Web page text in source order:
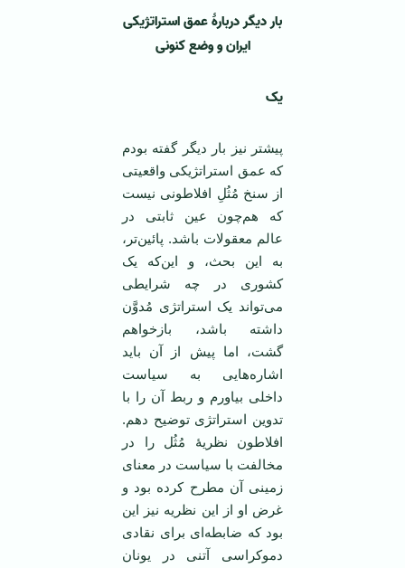
بار دیگر دربارۀ عمق استراتژیکی
ایران و وضع کنونی
یک
پیشتر نیز بار دیگر گفته بودم
که عمق استراتژیکی واقعیتی
از سنخ مُثُلِ افلاطونی نیست
که هم‌چون عین ثابتی در
عالم معقولات باشد. پائین‌تر،
به این بحث، و این‌که یک
کشوری در چه شرایطی
می‌تواند یک استراتژی مُدوَّن
داشته باشد، بازخواهم
گشت، اما پیش از آن باید
اشاره‌هایی به سیاست
داخلی بیاورم و ربط آن را با
تدوین استراتژی توضیح دهم.
افلاطون نظریۀ مُثُل را در
مخالفت با سیاست در معنای
زمینی آن مطرح کرده بود و
غرض او از این نظریه نیز این
بود که ضابطه‌ای برای نقادی
دموکراسی آتنی در یونان